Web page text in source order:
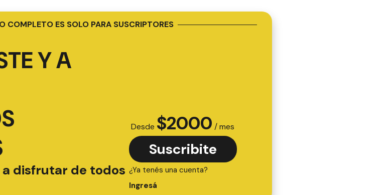
COMPLETO ES SOLO PARA SUSCRIPTORES
Y A
disfrutar de todos
Desde $2000 / mes
Suscribite
¿Ya tenés una cuenta?
Ingresá